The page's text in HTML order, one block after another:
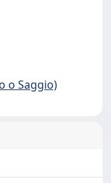
o Saggio)